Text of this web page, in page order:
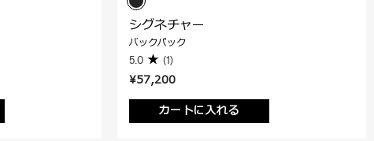
¥57,200
カートに入れる
シグネチャー
バックパック
5.0 (1)